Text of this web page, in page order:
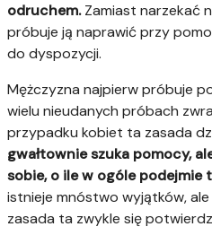
odruchem.Zamiast narzekać
próbuje ją naprawić przy
do dyspozycji.
Mężczyzna najpierw próbuje
wielu nieudanych próbach
przypadku kobiet ta zasada
gwałtownie szuka pomocy,
sobie, o ile w ogóle podejmie
istnieje mnóstwo wyjątków,
zasada ta zwykle się